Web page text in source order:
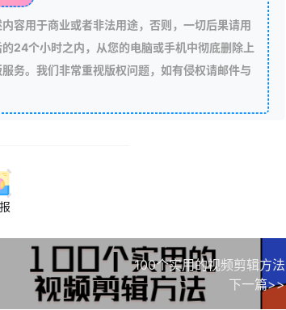
容用于商业或者非法用途，否则，一切后果请用
24个小时之内，从您的电脑或手机中彻底删除上
务。我们非常重视版权问题，如有侵权请邮件与
100个实用的视频剪辑方法
下一篇>>